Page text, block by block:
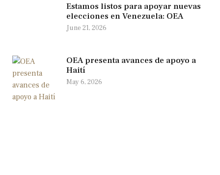
Estamos listos para apoyar nuevas
elecciones en Venezuela: OEA
June 21, 2026
OEA presenta avances de apoyo a
Haití
May 6, 2026